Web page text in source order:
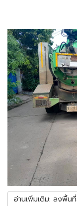
อ่านเพิ่มเติม: ลงพื้น